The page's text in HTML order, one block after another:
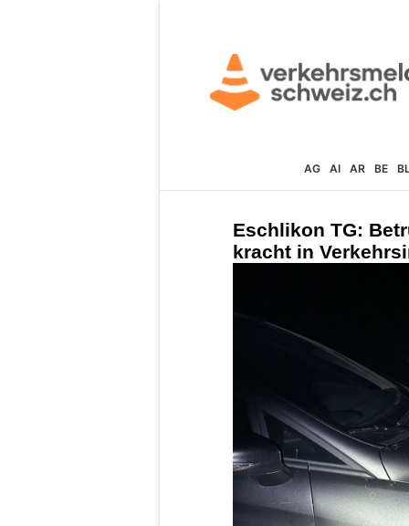
AG AI AR BE
Eschlikon TG:
kracht in